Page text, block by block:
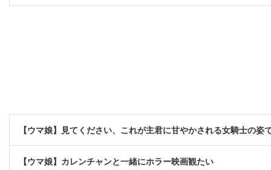
【ウマ娘】見てください、これが主君に甘やかされる女騎士の姿で
【ウマ娘】カレンチャンと一緒にホラー映画観たい